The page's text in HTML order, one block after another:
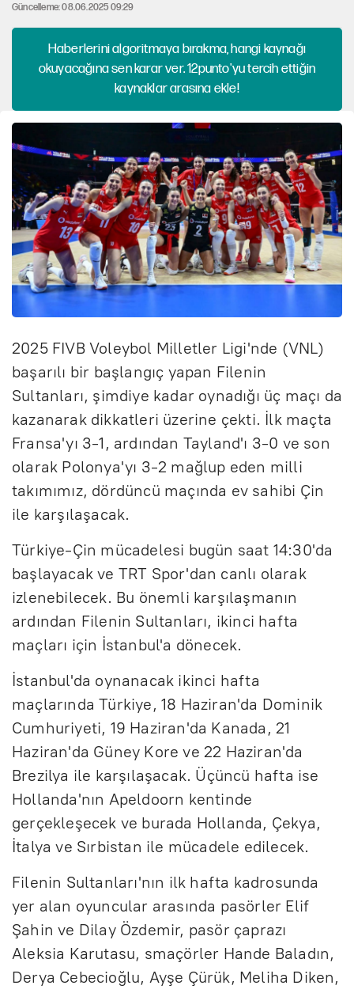
Güncelleme: 08.06.2025 09:29
Haberlerini algoritmaya bırakma, hangi kaynağı
okuyacağına sen karar ver. 12punto'yu tercih ettiğin
kaynaklar arasına ekle!
2025 FIVB Voleybol Milletler Ligi'nde (VNL)
başarılı bir başlangıç yapan Filenin
Sultanları, şimdiye kadar oynadığı üç maçı da
kazanarak dikkatleri üzerine çekti. İlk maçta
Fransa'yı 3-1, ardından Tayland'ı 3-0 ve son
olarak Polonya'yı 3-2 mağlup eden milli
takımımız, dördüncü maçında ev sahibi Çin
ile karşılaşacak.
Türkiye-Çin mücadelesi bugün saat 14:30'da
başlayacak ve TRT Spor'dan canlı olarak
izlenebilecek. Bu önemli karşılaşmanın
ardından Filenin Sultanları, ikinci hafta
maçları için İstanbul'a dönecek.
İstanbul'da oynanacak ikinci hafta
maçlarında Türkiye, 18 Haziran'da Dominik
Cumhuriyeti, 19 Haziran'da Kanada, 21
Haziran'da Güney Kore ve 22 Haziran'da
Brezilya ile karşılaşacak. Üçüncü hafta ise
Hollanda'nın Apeldoorn kentinde
gerçekleşecek ve burada Hollanda, Çekya,
İtalya ve Sırbistan ile mücadele edilecek.
Filenin Sultanları'nın ilk hafta kadrosunda
yer alan oyuncular arasında pasörler Elif
Şahin ve Dilay Özdemir, pasör çaprazı
Aleksia Karutasu, smaçörler Hande Baladın,
Derya Cebecioğlu, Ayşe Çürük, Meliha Diken,